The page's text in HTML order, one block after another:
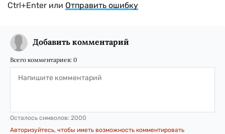
Ctrl+Enter или Отправить ошибку
Добавить комментарий
Всего комментариев: 0
Осталось символов: 2000
Авторизуйтесь, чтобы иметь возможность комментировать